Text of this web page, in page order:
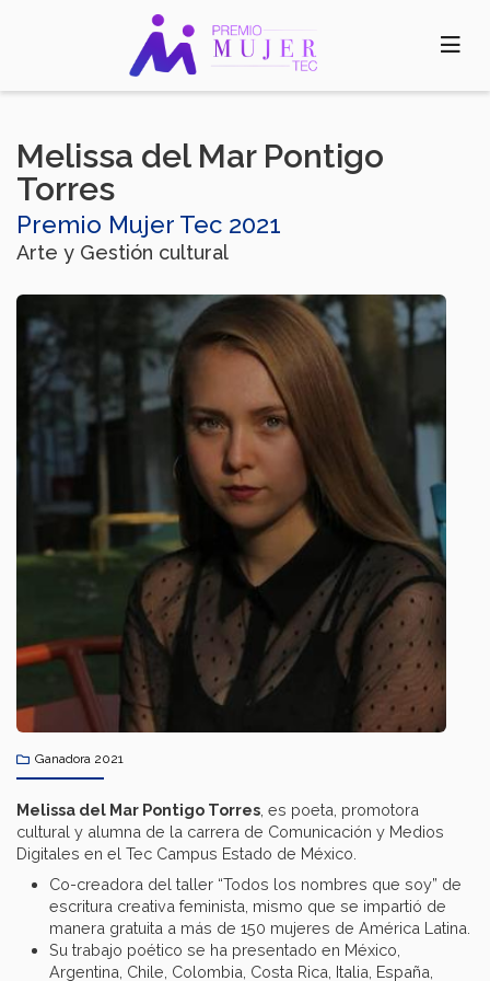
Melissa del Mar Pontigo
Torres
Premio Mujer Tec 2021
Arte y Gestión cultural
Ganadora 2021
Melissa del Mar Pontigo Torres , es poeta, promotora
cultural y alumna de la carrera de Comunicación y Medios
Digitales en el Tec Campus Estado de México.
Co-creadora del taller “Todos los nombres que soy” de
escritura creativa feminista, mismo que se impartió de
manera gratuita a más de 150 mujeres de América Latina.
Su trabajo poético se ha presentado en México,
Argentina, Chile, Colombia, Costa Rica, Italia, España,